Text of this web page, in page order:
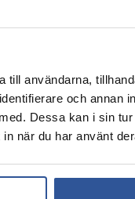
till användarna,
och annan
Dessa kan i sin
när du har använt